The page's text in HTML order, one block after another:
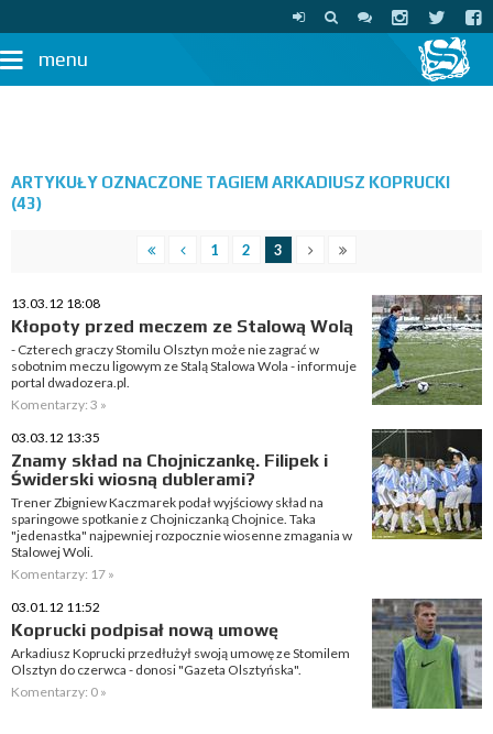
menu
ARTYKUŁY OZNACZONE TAGIEM ARKADIUSZ KOPRUCKI
(43)
1 2 3
13.03.12 18:08
Kłopoty przed meczem ze Stalową Wolą
- Czterech graczy Stomilu Olsztyn może nie zagrać w
sobotnim meczu ligowym ze Stalą Stalowa Wola - informuje
portal dwadozera.pl.
Komentarzy: 3 »
03.03.12 13:35
Znamy skład na Chojniczankę. Filipek i
Świderski wiosną dublerami?
Trener Zbigniew Kaczmarek podał wyjściowy skład na
sparingowe spotkanie z Chojniczanką Chojnice. Taka
"jedenastka" najpewniej rozpocznie wiosenne zmagania w
Stalowej Woli.
Komentarzy: 17 »
03.01.12 11:52
Koprucki podpisał nową umowę
Arkadiusz Koprucki przedłużył swoją umowę ze Stomilem
Olsztyn do czerwca - donosi "Gazeta Olsztyńska".
Komentarzy: 0 »